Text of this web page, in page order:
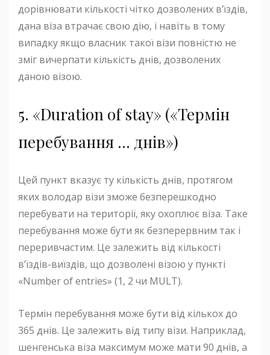
дорівнювати кількості чітко дозволених в’їздів,
дана віза втрачає свою дію, і навіть в тому
випадку якщо власник такої візи повністю не
зміг вичерпати кількість днів, дозволених
даною візою.
5. «Duration of stay» («Термін
перебування … днів»)
Цей пункт вказує ту кількість днів, протягом
яких володар візи зможе безперешкодно
перебувати на території, яку охоплює віза. Таке
перебування може бути як безперервним так і
переривчастим. Це залежить від кількості
в’їздів-виїздів, що дозволені візою у пункті
«Number of entries» (1, 2 чи MULT).
Термін перебування може бути від кількох до
365 днів. Це залежить від типу візи. Наприклад,
шенгенська віза максимум може мати 90 днів, а